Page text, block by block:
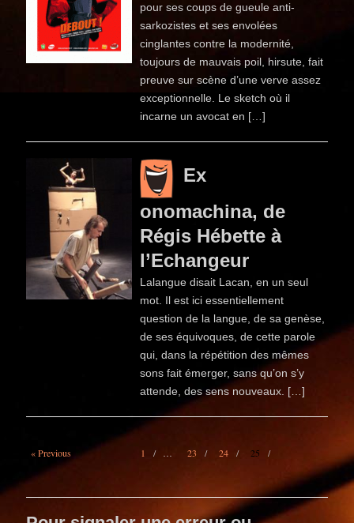
pour ses coups de gueule anti-
sarkozistes et ses envolées
cinglantes contre la modernité,
toujours de mauvais poil, hirsute, fait
preuve sur scène d’une verve assez
exceptionnelle. Le sketch où il
incarne un avocat en […]
Ex
onomachina, de
Régis Hébette à
l’Echangeur
Lalangue disait Lacan, en un seul
mot. Il est ici essentiellement
question de la langue, de sa genèse,
de ses équivoques, de cette parole
qui, dans la répétition des mêmes
sons fait émerger, sans qu’on s’y
attende, des sens nouveaux. […]
« Previous 1 … 23 24 25